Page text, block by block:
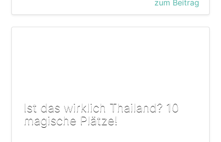
zum Beitrag
Ist das wirklich Thailand? 10
magische Plätze!